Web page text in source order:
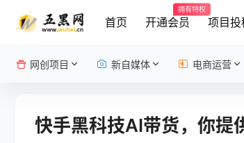
首页 开通会员
拥有特权
项目投
网创项目 新自媒体 电商运营
快手黑科技AI带货，你提